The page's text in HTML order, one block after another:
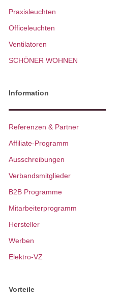
Praxisleuchten
Officeleuchten
Ventilatoren
SCHÖNER WOHNEN
Information
Referenzen & Partner
Affiliate-Programm
Ausschreibungen
Verbandsmitglieder
B2B Programme
Mitarbeiterprogramm
Hersteller
Werben
Elektro-VZ
Vorteile